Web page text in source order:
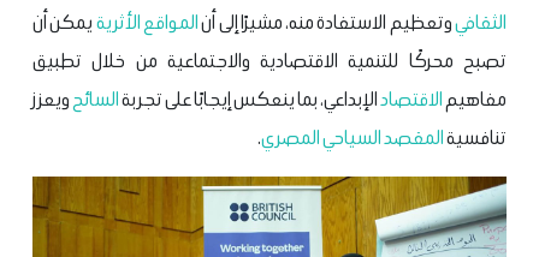
الثقافيوتعظيم الاستفادة منه، مشيرًا إلى أنالمواقع الأثريةيمكن أن
تصبح محركًا للتنمية الاقتصادية والاجتماعية من خلال تطبيق
مفاهيمالاقتصادالإبداعي، بما ينعكس إيجابًا على تجربةالسائحويعزز
تنافسيةالمقصد السياحي المصري.